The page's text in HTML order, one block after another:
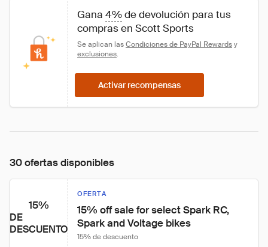
Gana 4% de devolución para tus
compras en Scott Sports
Se aplican las Condiciones de PayPal Rewards y
exclusiones.
Activar recompensas
30 ofertas disponibles
15%
DE
DESCUENTO
OFERTA
15% off sale for select Spark RC,
Spark and Voltage bikes
15% de descuento